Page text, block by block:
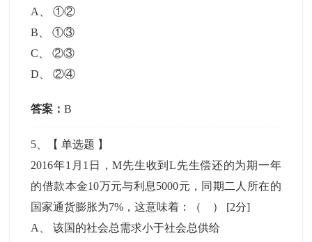
A
、①②
B 、①③
C 、②③
D 、②④
答案：B
5 、【单选题 】
2016年1月1日，M先生收到L先生偿还的为期一年
的借款本金10万元与利息5000元，同期二人所在的
国家通货膨胀为7%，这意味着：（ ） [2分]
A
、该国的社会总需求小于社会总供给